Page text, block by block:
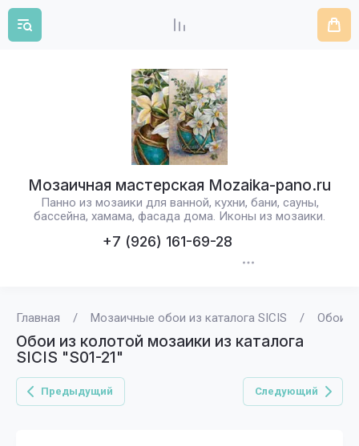
Мозаичная мастерская Mozaika-pano.ru
Панно из мозаики для ванной, кухни, бани, сауны,
бассейна, хамама, фасада дома. Иконы из мозаики.
+7 (926) 161-69-28
Главная / Мозаичные обои из каталога SICIS / Обои
Обои из колотой мозаики из каталога
SICIS "S01-21"
Предыдущий Следующий